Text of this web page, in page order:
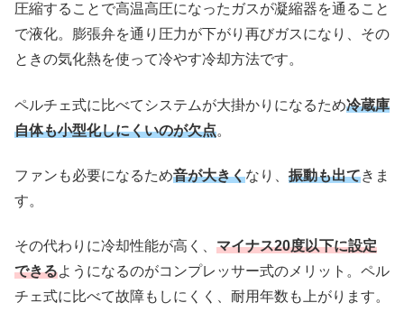
圧縮することで高温高圧になったガスが凝縮器を通ること
で液化。膨張弁を通り圧力が下がり再びガスになり、その
ときの気化熱を使って冷やす冷却方法です。
ペルチェ式に比べてシステムが大掛かりになるため冷蔵庫
自体も小型化しにくいのが欠点。
ファンも必要になるため音が大きくなり、 振動も出てきま
す。
その代わりに冷却性能が高く、 マイナス20度以下に設定
できるようになるのがコンプレッサー式のメリット。ペル
チェ式に比べて故障もしにくく、耐用年数も上がります。